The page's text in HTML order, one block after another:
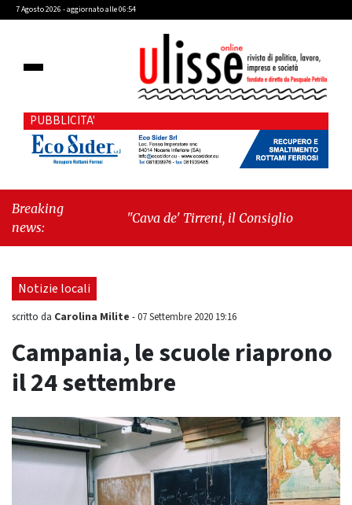
7 Agosto 2026 - aggiornato alle 06:54
PUBBLICITA'
Breaking
news:
"Cava de' Tirreni, il Consiglio comunale
Mare, giornata storica: la ceramica ammessa
alla fase europea per l’IGP"
Notizie locali
scritto da Carolina Milite -07 Settembre 2020 19:16
Campania, le scuole riaprono
il 24 settembre